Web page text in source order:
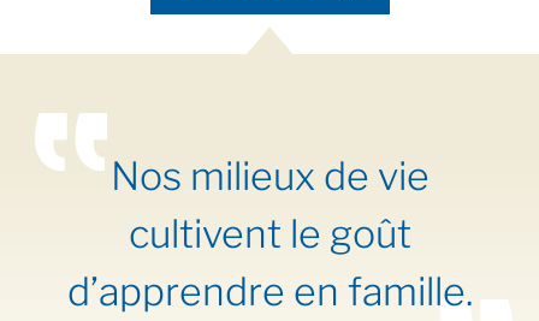
Nos milieux de vie
cultivent le goût
d’apprendre en famille.